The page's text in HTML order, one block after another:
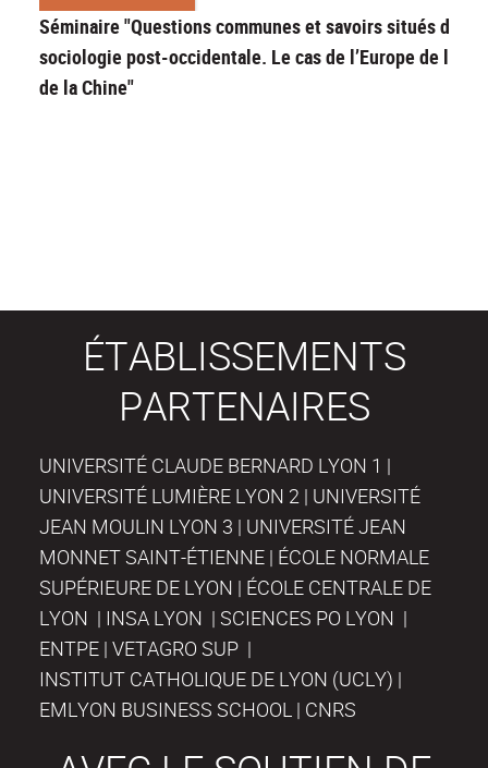
Séminaire "Questions communes et savoirs situés dans
sociologie post-occidentale. Le cas de l’Europe de l’Est
de la Chine"
ÉTABLISSEMENTS
PARTENAIRES
UNIVERSITÉ CLAUDE BERNARD LYON 1 |
UNIVERSITÉ LUMIÈRE LYON 2 | UNIVERSITÉ
JEAN MOULIN LYON 3 | UNIVERSITÉ JEAN
MONNET SAINT-ÉTIENNE | ÉCOLE NORMALE
SUPÉRIEURE DE LYON | ÉCOLE CENTRALE DE
LYON | INSA LYON | SCIENCES PO LYON |
ENTPE | VETAGRO SUP |
INSTITUT CATHOLIQUE DE LYON (UCLY) |
EMLYON BUSINESS SCHOOL | CNRS